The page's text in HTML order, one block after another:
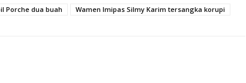
Porche dua buah Wamen Imipas Silmy Karim tersangka korupi